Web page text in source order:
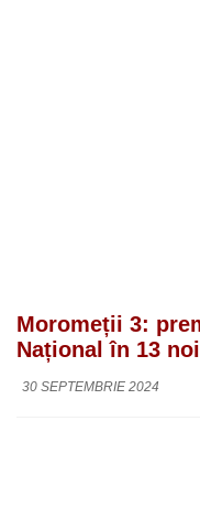
Moromeții 3:
Național în 13
30 SEPTEMBRIE 2024